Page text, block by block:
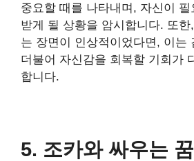
중요할 때를 나타내며, 자신이
받게 될 상황을 암시합니다. 또
는 장면이 인상적이었다면, 이는
더불어 자신감을 회복할 기회가
합니다.
5. 조카와 싸우는 꿈